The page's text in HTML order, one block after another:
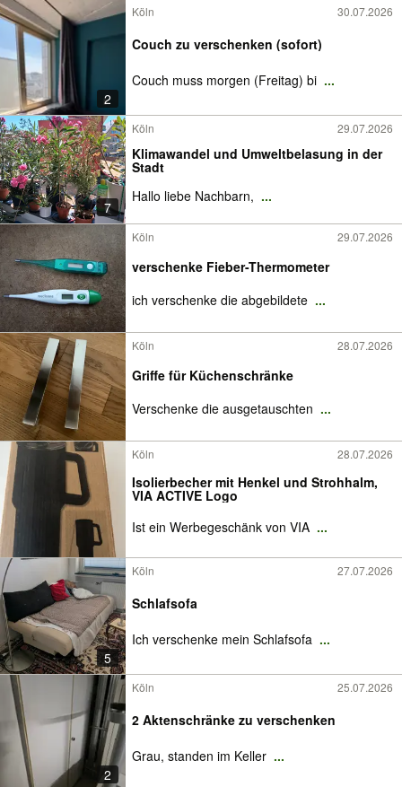
2
Köln 30.07.2026
Couch zu verschenken (sofort)
Couch muss morgen (Freitag) bi ...
7
Köln 29.07.2026
Klimawandel und Umweltbelasung in der
Stadt
Hallo liebe Nachbarn, ...
Köln 29.07.2026
verschenke Fieber-Thermometer
ich verschenke die abgebildete ...
Köln 28.07.2026
Griffe für Küchenschränke
Verschenke die ausgetauschten ...
Köln 28.07.2026
Isolierbecher mit Henkel und Strohhalm,
VIA ACTIVE Logo
Ist ein Werbegeschänk von VIA ...
5
Köln 27.07.2026
Schlafsofa
Ich verschenke mein Schlafsofa ...
2
Köln 25.07.2026
2 Aktenschränke zu verschenken
Grau, standen im Keller ...